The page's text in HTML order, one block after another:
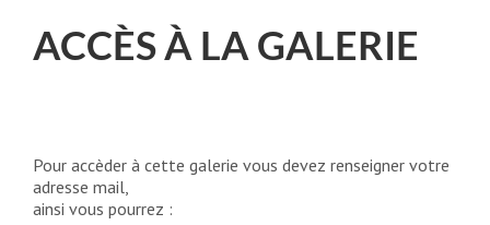
ACCÈS À LA GALERIE
Pour accèder à cette galerie vous devez renseigner votre
adresse mail,
ainsi vous pourrez :